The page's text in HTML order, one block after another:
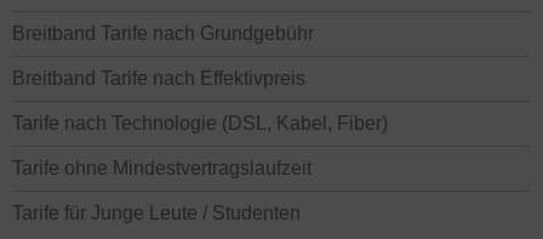
Breitband Tarife nach Grundgebühr
Breitband Tarife nach Effektivpreis
Tarife nach Technologie (DSL, Kabel, Fiber)
Tarife ohne Mindestvertragslaufzeit
Tarife für Junge Leute / Studenten